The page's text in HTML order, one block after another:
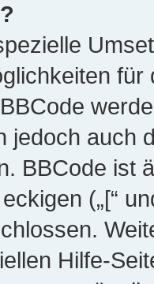
jedoch auch
BBCode ist
(„[“
Hilfe-